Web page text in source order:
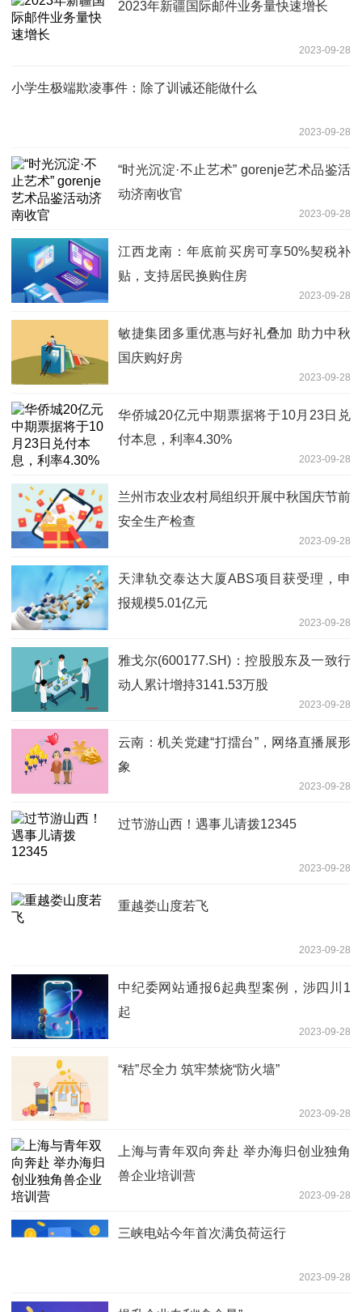
2023年新疆国际邮件业务量快速增长
2023-09-28
小学生极端欺凌事件：除了训诫还能做什么
2023-09-28
“时光沉淀·不止艺术” gorenje艺术品鉴活
动济南收官
2023-09-28
江西龙南：年底前买房可享50%契税补
贴，支持居民换购住房
2023-09-28
敏捷集团多重优惠与好礼叠加 助力中秋
国庆购好房
2023-09-28
华侨城20亿元中期票据将于10月23日兑
付本息，利率4.30%
2023-09-28
兰州市农业农村局组织开展中秋国庆节前
安全生产检查
2023-09-28
天津轨交泰达大厦ABS项目获受理，申
报规模5.01亿元
2023-09-28
雅戈尔(600177.SH)：控股股东及一致行
动人累计增持3141.53万股
2023-09-28
云南：机关党建“打擂台”，网络直播展形
象
2023-09-28
过节游山西！遇事儿请拨12345
2023-09-28
重越娄山度若飞
2023-09-28
中纪委网站通报6起典型案例，涉四川1
起
2023-09-28
“秸”尽全力 筑牢禁烧“防火墙”
2023-09-28
上海与青年双向奔赴 举办海归创业独角
兽企业培训营
2023-09-28
三峡电站今年首次满负荷运行
2023-09-28